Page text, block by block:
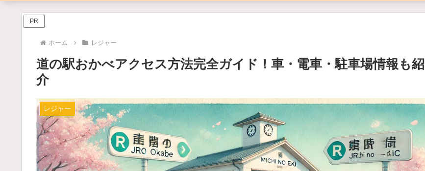
PR
ホーム レジャー
道の駅おかべアクセス方法完全ガイド！車・電車・駐車場情報も紹
介
レジャー